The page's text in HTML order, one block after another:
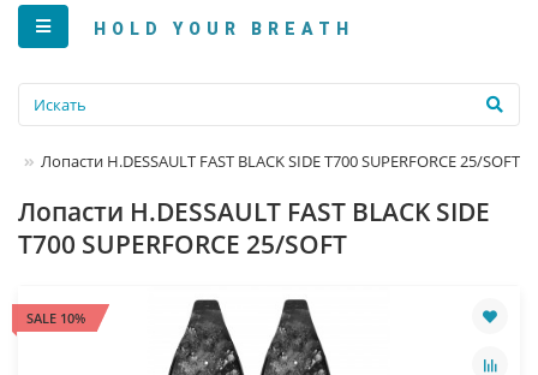
HOLD YOUR BREATH
Лопасти H.DESSAULT FAST BLACK SIDE T700 SUPERFORCE 25/SOFT
Лопасти H.DESSAULT FAST BLACK SIDE
T700 SUPERFORCE 25/SOFT
SALE 10%